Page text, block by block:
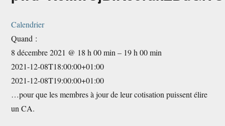
Calendrier
Quand :
8 décembre 2021 @ 18 h 00 min – 19 h 00 min
2021-12-08T18:00:00+01:00
2021-12-08T19:00:00+01:00
…pour que les membres à jour de leur cotisation puissent élire
un CA.